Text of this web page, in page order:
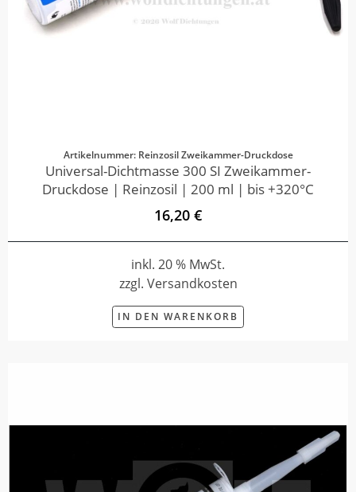
Artikelnummer: Reinzosil Zweikammer-Druckdose
Universal-Dichtmasse 300 SI Zweikammer-
Druckdose | Reinzosil | 200 ml | bis +320°C
16,20 €
inkl. 20 % MwSt.
zzgl. Versandkosten
IN DEN WARENKORB